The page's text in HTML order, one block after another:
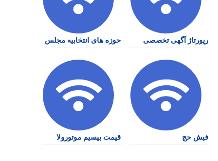
رپورتاژ آگهی تخصصی حوزه های انتخابیه مجلس
فیش حج قیمت بیسیم موتورولا